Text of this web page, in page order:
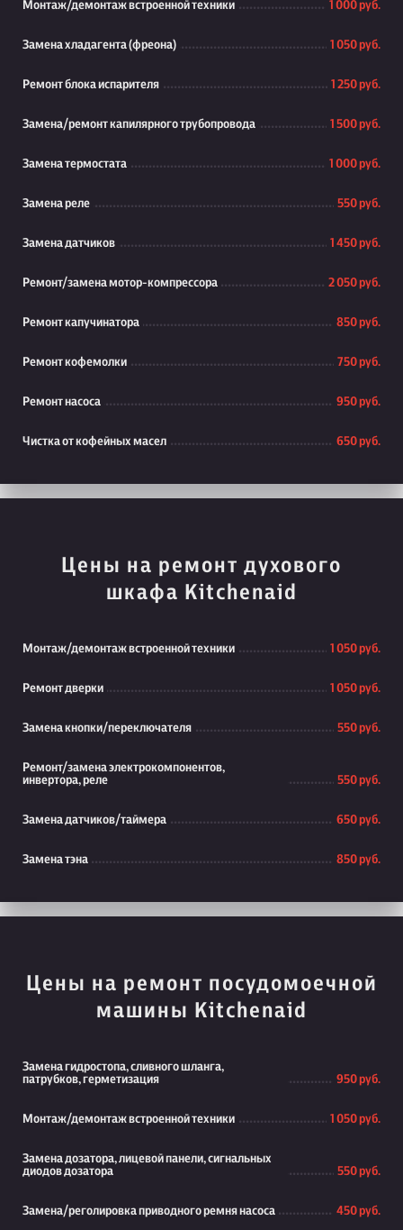
Монтаж/демонтаж встроенной техники 1 000 руб.
Замена хладагента (фреона) 1 050 руб.
Ремонт блока испарителя 1 250 руб.
Замена/ремонт капилярного трубопровода 1 500 руб.
Замена термостата 1 000 руб.
Замена реле 550 руб.
Замена датчиков 1 450 руб.
Ремонт/замена мотор-компрессора 2 050 руб.
Ремонт капучинатора 850 руб.
Ремонт кофемолки 750 руб.
Ремонт насоса 950 руб.
Чистка от кофейных масел 650 руб.
Цены на ремонт духового
шкафа Kitchenaid
Монтаж/демонтаж встроенной техники 1 050 руб.
Ремонт дверки 1 050 руб.
Замена кнопки/переключателя 550 руб.
Ремонт/замена электрокомпонентов,
инвертора, реле
550 руб.
Замена датчиков/таймера 650 руб.
Замена тэна 850 руб.
Цены на ремонт посудомоечной
машины Kitchenaid
Замена гидростопа, сливного шланга,
патрубков, герметизация
950 руб.
Монтаж/демонтаж встроенной техники 1 050 руб.
Замена дозатора, лицевой панели, сигнальных
диодов дозатора
550 руб.
Замена/реголировка приводного ремня насоса 450 руб.